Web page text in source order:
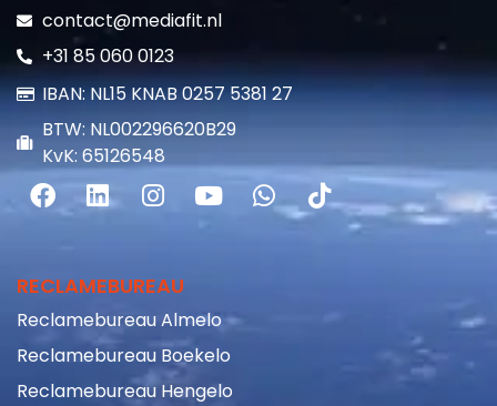
contact@mediafit.nl
+31 85 060 0123
IBAN: NL15 KNAB 0257 5381 27
BTW: NL002296620B29
KvK: 65126548
RECLAMEBUREAU
Reclamebureau Almelo
Reclamebureau Boekelo
Reclamebureau Hengelo